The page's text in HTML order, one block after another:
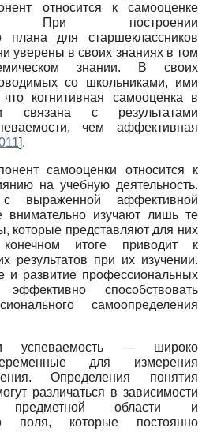
относится к самооценке
При построении
плана для старшеклассников
уверены в своих знаниях в том
знании. В своих
со школьниками, ими
когнитивная самооценка в
связана с результатами
чем аффективная
].
самооценки относится к
на учебную деятельность.
с выраженной аффективной
внимательно изучают лишь те
которые представляют для них
итоге приводит к
результатов при их изучении.
и развитие профессиональных
способствовать
самоопределения
и успеваемость — широко
для измерения
Определения понятия
различаться в зависимости
области и
поля, которые постоянно